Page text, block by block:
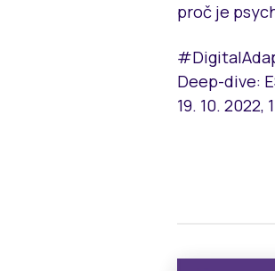
proč je
Deep-dive:
19. 10. 2022,